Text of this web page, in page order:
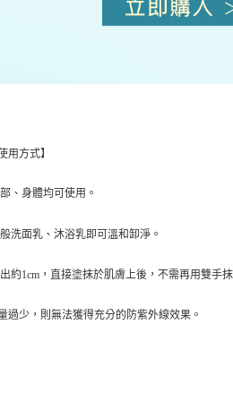
用方式】
、身體均可使用。
洗面乳、沐浴乳即可溫和卸淨。
約1cm ，直接塗抹於肌膚上後，不需再用雙手
過少，則無法獲得充分的防紫外線效果。